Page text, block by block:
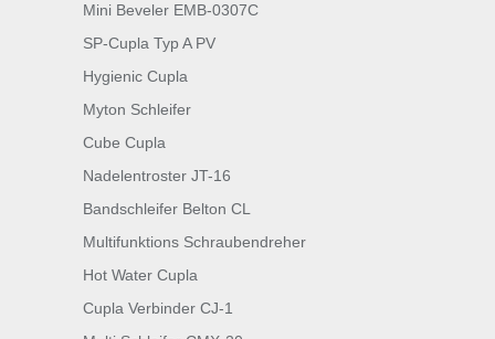
Mini Beveler EMB-0307C
SP-Cupla Typ A PV
Hygienic Cupla
Myton Schleifer
Cube Cupla
Nadelentroster JT-16
Bandschleifer Belton CL
Multifunktions Schraubendreher
Hot Water Cupla
Cupla Verbinder CJ-1